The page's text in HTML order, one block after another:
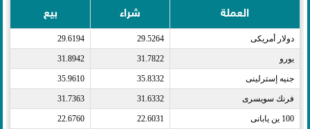
العملة شراء بيع
دولار أمريكى​ 29.5264
29.6194
يورو​ 31.7822
31.8942
جنيه إسترلينى​ 35.8332
35.9610
فرنك سويسرى​ 31.6332
31.7363
100 ين يابانى​ 22.6031
22.6760